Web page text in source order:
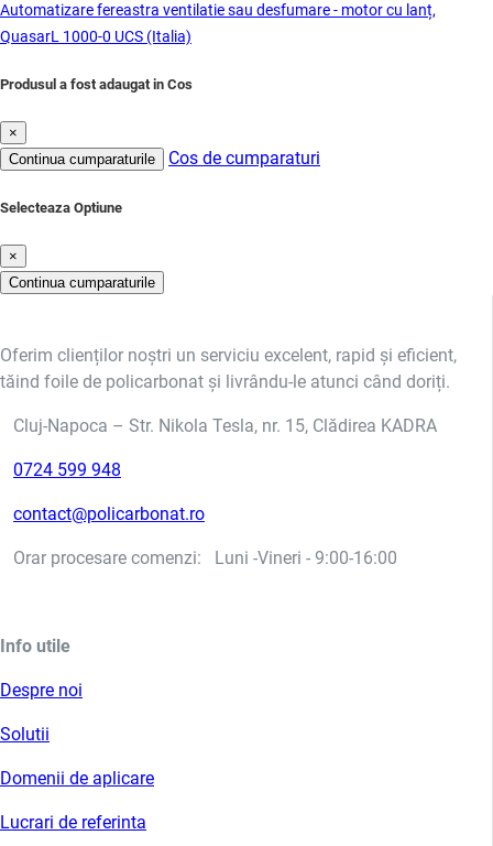
Automatizare fereastra ventilatie sau desfumare - motor cu lanț,
QuasarL 1000-0 UCS (Italia)
Produsul a fost adaugat in Cos
×
Continua cumparaturile
Cos de cumparaturi
Selecteaza Optiune
×
Continua cumparaturile
Oferim clienților noștri un serviciu excelent, rapid și eficient,
tăind foile de policarbonat și livrându-le atunci când doriți.
Cluj-Napoca – Str. Nikola Tesla, nr. 15, Clădirea KADRA
0724 599 948
contact@policarbonat.ro
Orar procesare comenzi: Luni -Vineri - 9:00-16:00
Info utile
Despre noi
Solutii
Domenii de aplicare
Lucrari de referinta